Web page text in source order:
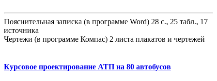
Пояснительная записка (в программе Word) 28 с., 25 табл., 17
источника
Чертежи (в программе Компас) 2 листа плакатов и чертежей
Курсовое проектирование АТП на 80 автобусов